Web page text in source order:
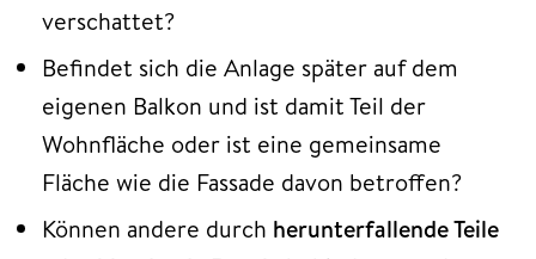
verschattet?
Befindet sich die Anlage später auf dem
eigenen Balkon und ist damit Teil der
Wohnfläche oder ist eine gemeinsame
Fläche wie die Fassade davon betroffen?
Können andere durch herunterfallende Teile